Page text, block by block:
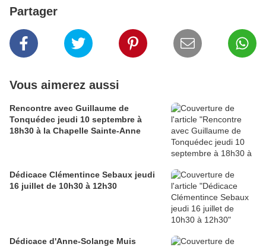
Partager
Vous aimerez aussi
Rencontre avec Guillaume de
Tonquédec jeudi 10 septembre à
18h30 à la Chapelle Sainte-Anne
Dédicace Clémentince Sebaux jeudi
16 juillet de 10h30 à 12h30
Dédicace d'Anne-Solange Muis